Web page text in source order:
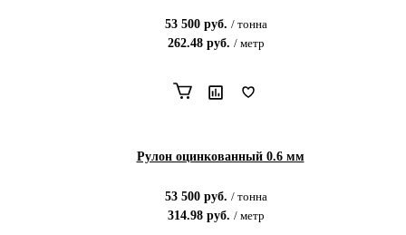
53 500руб. / тонна
262.48руб. / метр
Рулон оцинкованный 0.6 мм
53 500руб. / тонна
314.98руб. / метр